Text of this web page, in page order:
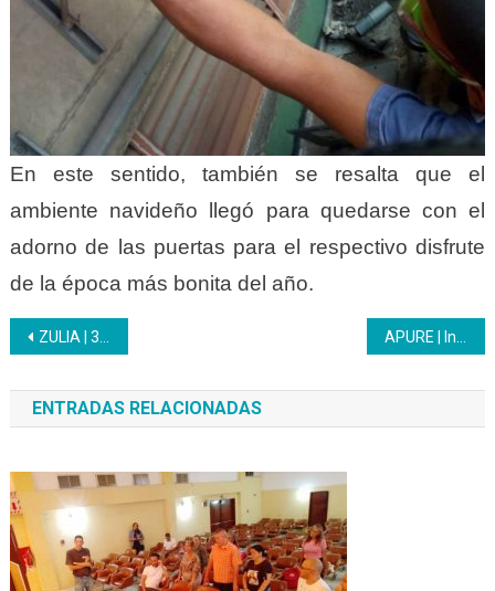
En este sentido, también se resalta que el
ambiente navideño llegó para quedarse con el
adorno de las puertas para el respectivo disfrute
de la época más bonita del año.
Navegación
de
entradas
ZULIA | 32 participantes egresan del Inces acreditados en ocupaciones del motor industrial
ENTRADAS RELACIONADAS